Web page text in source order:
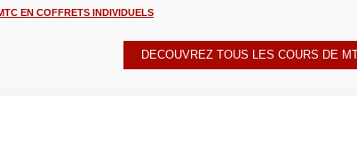
EN COFFRETS INDIVIDUELS
DECOUVREZ TOUS LES COURS DE